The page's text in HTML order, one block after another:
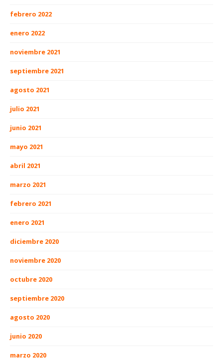
febrero 2022
enero 2022
noviembre 2021
septiembre 2021
agosto 2021
julio 2021
junio 2021
mayo 2021
abril 2021
marzo 2021
febrero 2021
enero 2021
diciembre 2020
noviembre 2020
octubre 2020
septiembre 2020
agosto 2020
junio 2020
marzo 2020